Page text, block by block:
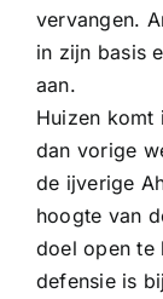
vervangen.
in zijn basis
aan.
Huizen komt
dan vorige
de ijverige
hoogte van
doel open te
defensie is